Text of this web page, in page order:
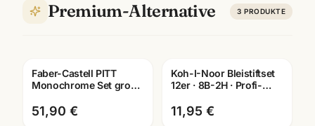
Premium-Alternative 3 PRODUKTE
Faber-Castell PITT
Monochrome Set gross
Künstlerbedarf
51,90 €
Koh-I-Noor Bleistiftset
12er · 8B-2H · Profi-
11,95 €